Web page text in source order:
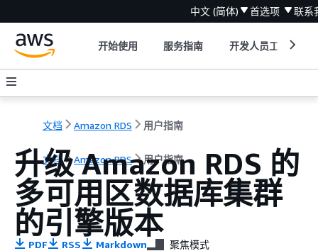
中文 (简体) 首选项 联系
开始使用 服务指南 开发人员工具
文档 Amazon RDS 用户指南
文档 Amazon RDS 用户指南
升级 Amazon RDS 的
多可用区数据库集群
的引擎版本
PDF RSS Markdown 聚焦模式